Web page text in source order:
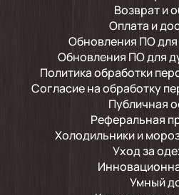
Возврат и
Оплата и
Обновления ПО
Обновления ПО для
Политика обработки
Согласие на обработку
Публичная
Реферальная
Холодильники и
Уход за
Умный